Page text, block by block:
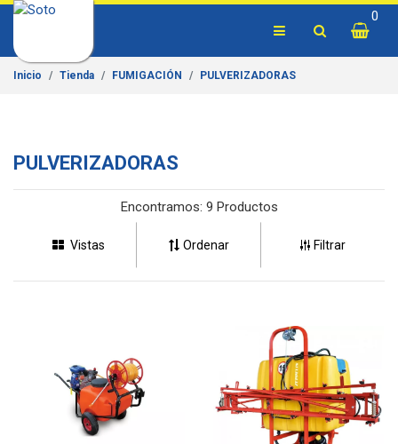
0
Inicio Tienda FUMIGACIÓN PULVERIZADORAS
PULVERIZADORAS
Encontramos: 9 Productos
Vistas Ordenar Filtrar